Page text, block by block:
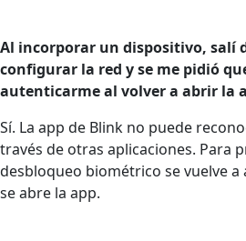
Al incorporar un dispositivo, salí
configurar la red y se me pidió
autenticarme al volver a abrir la
Sí. La app de Blink no puede
través de otras aplicaciones. Para
desbloqueo biométrico se vuelve a
se abre la app.